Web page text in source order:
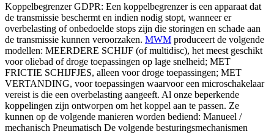
Koppelbegrenzer GDPR: Een koppelbegrenzer is een apparaat dat
de transmissie beschermt en indien nodig stopt, wanneer er
overbelasting of onbedoelde stops zijn die storingen en schade aan
de transmissie kunnen veroorzaken. MWM produceert de volgende
modellen: MEERDERE SCHIJF (of multidisc), het meest geschikt
voor oliebad of droge toepassingen op lage snelheid; MET
FRICTIE SCHIJFJES, alleen voor droge toepassingen; MET
VERTANDING, voor toepassingen waarvoor een microschakelaar
vereist is die een overbelasting aangeeft. Al onze beperkende
koppelingen zijn ontworpen om het koppel aan te passen. Ze
kunnen op de volgende manieren worden bediend: Manueel /
mechanisch Pneumatisch De volgende besturingsmechanismen